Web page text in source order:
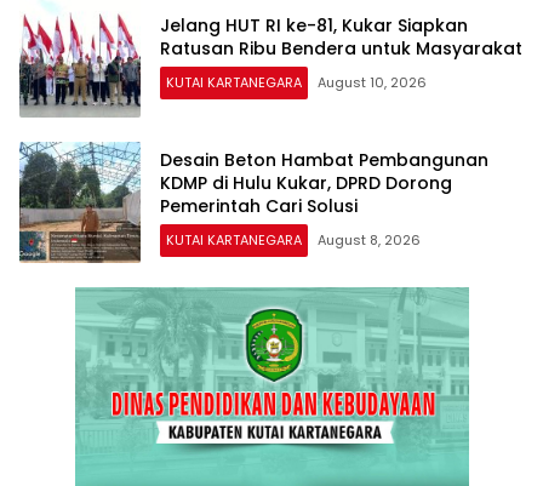
Jelang HUT RI ke-81, Kukar Siapkan
Ratusan Ribu Bendera untuk Masyarakat
KUTAI KARTANEGARA August 10, 2026
Desain Beton Hambat Pembangunan
KDMP di Hulu Kukar, DPRD Dorong
Pemerintah Cari Solusi
KUTAI KARTANEGARA August 8, 2026